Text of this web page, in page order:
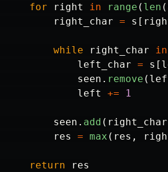
for right in range ( len (
right_char = s [
while right_char in
left_char = s [
seen . remove (
left
+= 1
seen . add ( right_char
res
= max ( res ,
return res